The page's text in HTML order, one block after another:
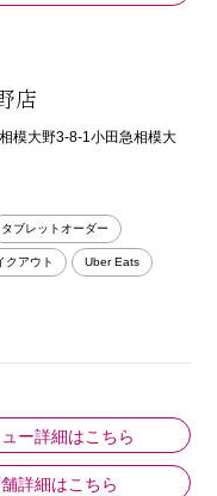
店
模大野3-8-1小田急相模大
タブレットオーダー
クアウト Uber Eats
ュー詳細はこちら
詳細はこちら